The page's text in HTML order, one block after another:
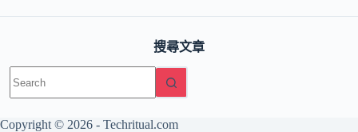
搜尋文章
results
Copyright © 2026 - Techritual.com